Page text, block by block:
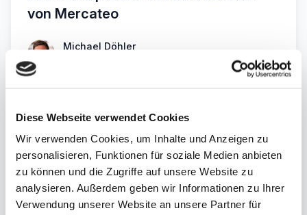
Diese Webseite verwendet Cookies
Wir verwenden Cookies, um Inhalte und Anzeigen zu
personalisieren, Funktionen für soziale Medien anbieten
zu können und die Zugriffe auf unsere Website zu
analysieren. Außerdem geben wir Informationen zu Ihrer
Verwendung unserer Website an unsere Partner für
von Mercateo
Michael Döhler